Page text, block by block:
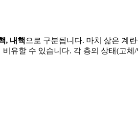
, 내핵 으로 구분됩니다. 마치 삶은 계
유할 수 있습니다. 각 층의 상태(고